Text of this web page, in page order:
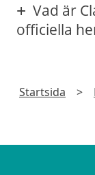
Vad är
officiella
Startsida >